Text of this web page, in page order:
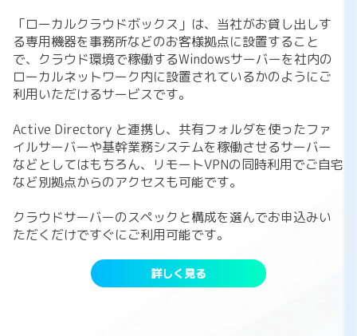
「ローカルクラウドボックス」は、当社がお貸し出しす
る専用機器を事務所などのお客様拠点に設置すること
で、クラウド環境で稼働するWindowsサーバーを社内の
ローカルネットワーク内に設置されているかのようにご
利用いただけるサービスです。
Active Directory と連携し、共有フォルダを使ったファ
イルサーバーや基幹業務システムを稼働させるサーバー
などとしてはもちろん、リモートVPNの同時利用でご自宅
など別拠点からのアクセスも可能です。
クラウドサーバーのスペックと構成を選んでお申込みい
ただくだけですぐにご利用可能です。
詳しく見る